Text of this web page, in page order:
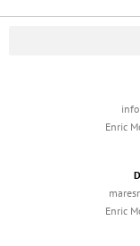
Enric
Enric